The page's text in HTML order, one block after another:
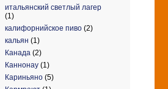
итальянский светлый лагер
(1)
калифорнийское пиво (2)
кальян (1)
Канада (2)
Каннонау (1)
Кариньяно (5)